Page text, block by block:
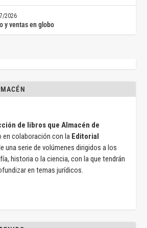
2026
y ventas en globo
de libros que Almacén de
en colaboración con la Editorial
una serie de volúmenes dirigidos a los
historia o la ciencia, con la que tendrán
en temas jurídicos.